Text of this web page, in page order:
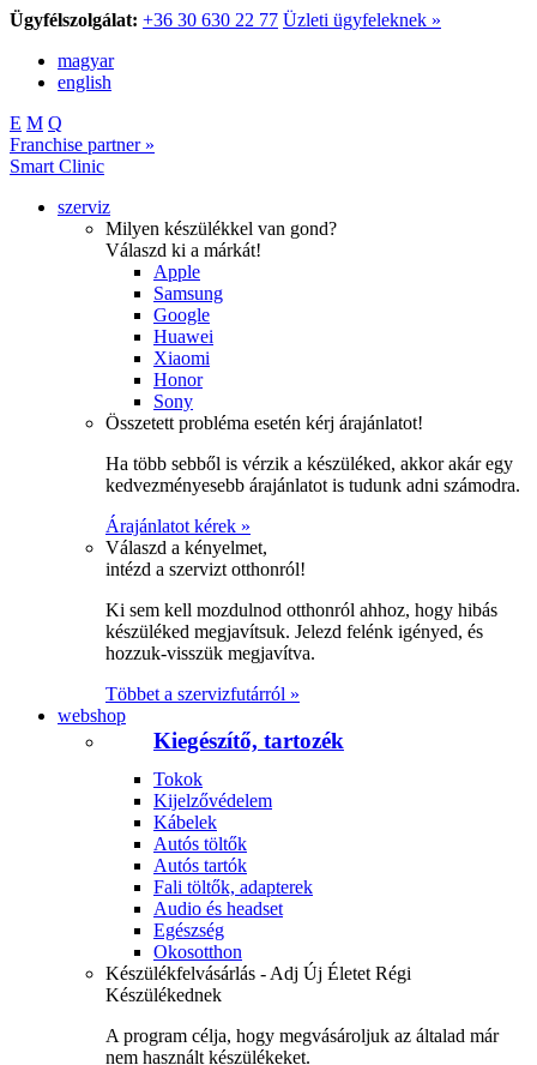
Ügyfélszolgálat: +36 30 630 22 77 Üzleti ügyfeleknek »
magyar
english
E M Q
Franchise partner »
Smart Clinic
szerviz
Milyen készülékkel van gond?
Válaszd ki a márkát!
Apple
Samsung
Google
Huawei
Xiaomi
Honor
Sony
Összetett probléma esetén kérj árajánlatot!
Ha több sebből is vérzik a készüléked, akkor akár egy
kedvezményesebb árajánlatot is tudunk adni számodra.
Árajánlatot kérek »
Válaszd a kényelmet,
intézd a szervizt otthonról!
Ki sem kell mozdulnod otthonról ahhoz, hogy hibás
készüléked megjavítsuk. Jelezd felénk igényed, és
hozzuk-visszük megjavítva.
Többet a szervizfutárról »
webshop
Kiegészítő, tartozék
Tokok
Kijelzővédelem
Kábelek
Autós töltők
Autós tartók
Fali töltők, adapterek
Audio és headset
Egészség
Okosotthon
Készülékfelvásárlás - Adj Új Életet Régi
Készülékednek
A program célja, hogy megvásároljuk az általad már
nem használt készülékeket.